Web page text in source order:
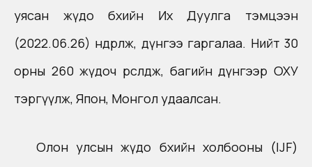
уясан жүдо бөхийн Их Дуулга тэмцээн
(2022.06.26) өндөрлөж, дүнгээ гаргалаа. Нийт 30
орны 260 жүдоч өрсөлдөж, багийн дүнгээр ОХУ
тэргүүлж, Япон, Монгол удаалсан.
Олон улсын жүдо бөхийн холбооны (IJF)